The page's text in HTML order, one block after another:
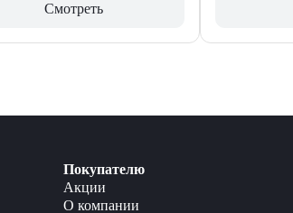
Смотреть
Покупателю
Акции
О компании